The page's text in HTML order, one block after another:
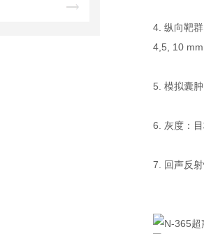
4. 纵向靶
4,5, 10 mm
5. 模拟囊
6. 灰度：
7. 回声反